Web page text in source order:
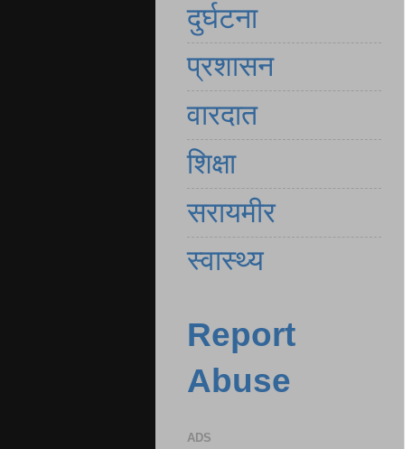
दुर्घटना
प्रशासन
वारदात
शिक्षा
सरायमीर
स्वास्थ्य
Report
Abuse
ADS